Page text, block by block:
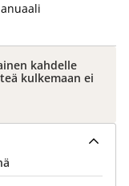
kahdelle
kulkemaan ei